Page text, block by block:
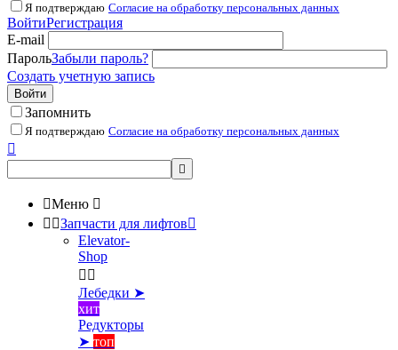
Я подтверждаю Согласие на обработку персональных данных
ВойтиРегистрация
E-mail
ПарольЗабыли пароль?
Создать учетную запись
Войти
Запомнить
Я подтверждаю Согласие на обработку персональных данных


Меню 
 Запчасти для лифтов
Elevator-
Shop
 
Лебедки ➤
хит
Редукторы
➤ топ